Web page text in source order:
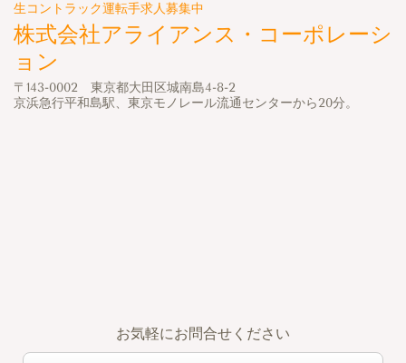
生コントラック運転手求人募集中
株式会社アライアンス・コーポレーシ
ョン
〒143-0002 東京都大田区城南島4-8-2
京浜急行平和島駅、東京モノレール流通センターから20分。
お気軽にお問合せください